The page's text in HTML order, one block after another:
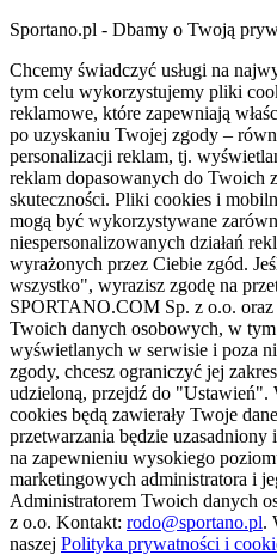
Sportano.pl - Dbamy o Twoją
Chcemy świadczyć usługi na
tym celu wykorzystujemy pliki
reklamowe, które zapewniają
po uzyskaniu Twojej zgody –
personalizacji reklam, tj.
reklam dopasowanych do Twoich
skuteczności. Pliki cookies i
mogą być wykorzystywane
niespersonalizowanych działań
wyrażonych przez Ciebie zgód.
wszystko", wyrazisz zgodę na
SPORTANO.COM Sp. z o.o.
Twoich danych osobowych, w
wyświetlanych w serwisie i poza
zgody, chcesz ograniczyć jej
udzieloną, przejdź do
cookies będą zawierały Twoje
przetwarzania będzie uzasadniony
na zapewnieniu wysokiego
marketingowych administratora i
Administratorem Twoich danych
z o.o. Kontakt: rodo@sportano.pl.
naszej Polityka prywatności i